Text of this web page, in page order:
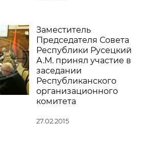
Заместитель
Председателя Совета
Республики Русецкий
А.М. принял участие в
заседании
Республиканского
организационного
комитета
27.02.2015